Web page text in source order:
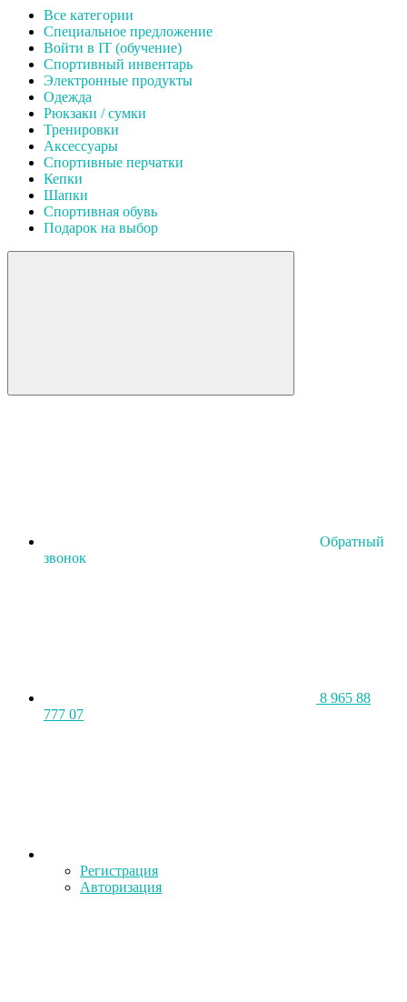
Все категории
Специальное предложение
Войти в IT (обучение)
Спортивный инвентарь
Электронные продукты
Одежда
Рюкзаки / сумки
Тренировки
Аксессуары
Спортивные перчатки
Кепки
Шапки
Спортивная обувь
Подарок на выбор
Обратный
звонок
8 965 88
777 07
Регистрация
Авторизация